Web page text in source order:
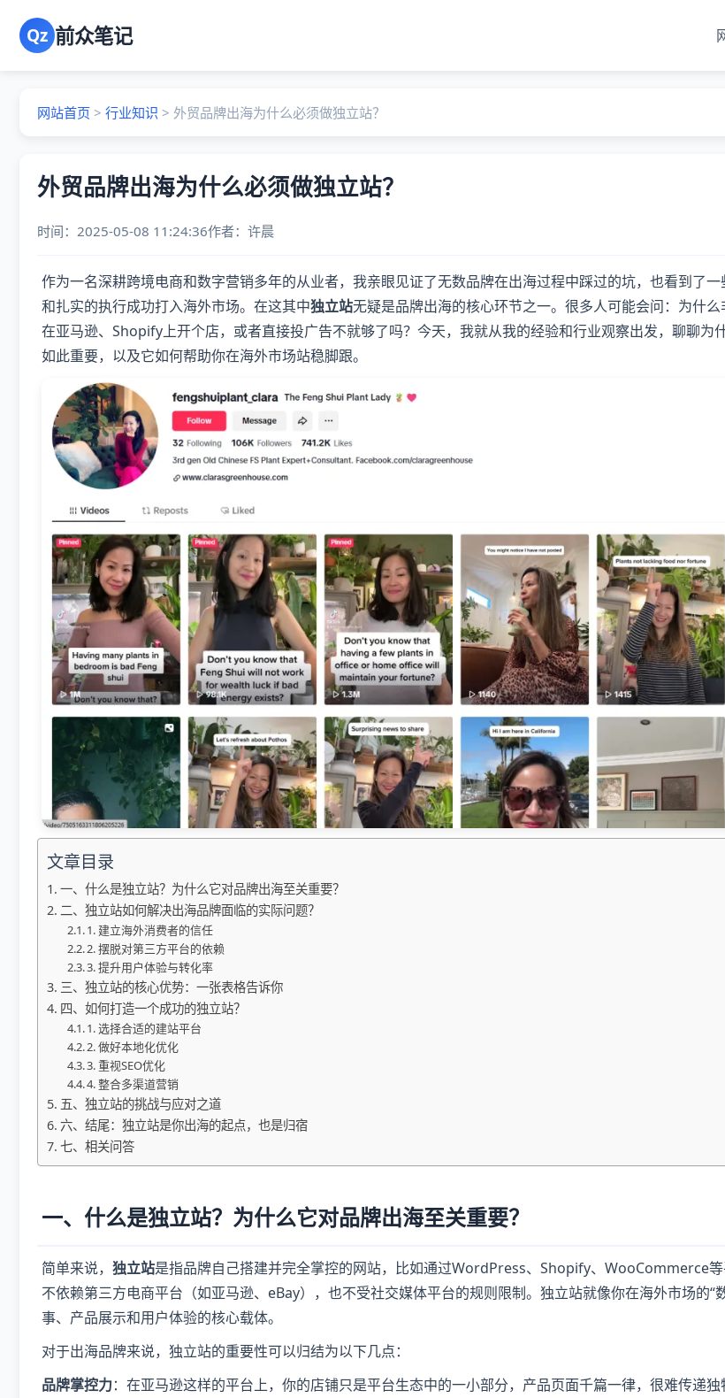
Qz 前众笔记
网站首页 > 行业知识 > 外贸品牌出海为什么必须做独立站？
外贸品牌出海为什么必须做独立站？
时间：2025-05-08 11:24:36作者： 许晨
作为一名深耕跨境电商和数字营销多年的从业者，我亲眼见证了无数品牌在出海过程中踩过的坑，也看到了
和扎实的执行成功打入海外市场。在这其中独立站无疑是品牌出海的核心环节之一。很多人可能会问：为什么
在亚马逊、Shopify上开个店，或者直接投广告不就够了吗？今天，我就从我的经验和行业观察出发，聊聊为
如此重要，以及它如何帮助你在海外市场站稳脚跟。
文章目录
一、什么是独立站？为什么它对品牌出海至关重要？
二、独立站如何解决出海品牌面临的实际问题？
1. 建立海外消费者的信任
2. 摆脱对第三方平台的依赖
3. 提升用户体验与转化率
三、独立站的核心优势：一张表格告诉你
四、如何打造一个成功的独立站？
1. 选择合适的建站平台
2. 做好本地化优化
3. 重视SEO优化
4. 整合多渠道营销
五、独立站的挑战与应对之道
六、结尾：独立站是你出海的起点，也是归宿
七、相关问答
一、什么是独立站？为什么它对品牌出海至关重要？
简单来说， 独立站是指品牌自己搭建并完全掌控的网站，比如通过WordPress、Shopify、WooCommerce
不依赖第三方电商平台（如亚马逊、eBay），也不受社交媒体平台的规则限制。独立站就像你在海外市场的“
事、产品展示和用户体验的核心载体。
对于出海品牌来说，独立站的重要性可以归结为以下几点：
品牌掌控力：在亚马逊这样的平台上，你的店铺只是平台生态中的一小部分，产品页面千篇一律，很难传递